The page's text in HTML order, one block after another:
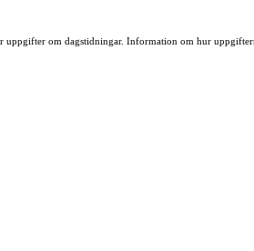
uppgifter om dagstidningar. Information om hur